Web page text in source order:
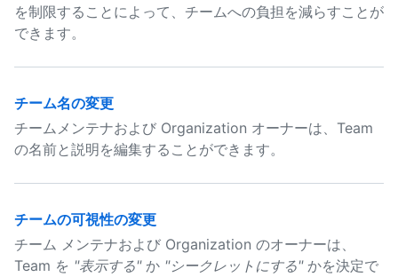
を制限することによって、チームへの負担を減らすことが
できます。
チーム名の変更
チームメンテナおよび Organization オーナーは、Team
の名前と説明を編集することができます。
チームの可視性の変更
チーム メンテナおよび Organization のオーナーは、
Team を "表示する"か "シークレットにする"かを決定で